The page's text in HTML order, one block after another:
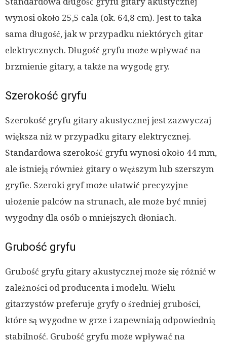
wynosi około 25,5 cala (ok. 64,8 cm). Jest to taka
sama długość, jak w przypadku niektórych gitar
elektrycznych. Długość gryfu może wpływać na
brzmienie gitary, a także na wygodę gry.
Szerokość gryfu
Szerokość gryfu gitary akustycznej jest zazwyczaj
większa niż w przypadku gitary elektrycznej.
Standardowa szerokość gryfu wynosi około 44 mm,
ale istnieją również gitary o węższym lub szerszym
gryfie. Szeroki gryf może ułatwić precyzyjne
ułożenie palców na strunach, ale może być mniej
wygodny dla osób o mniejszych dłoniach.
Grubość gryfu
Grubość gryfu gitary akustycznej może się różnić w
zależności od producenta i modelu. Wielu
gitarzystów preferuje gryfy o średniej grubości,
które są wygodne w grze i zapewniają odpowiednią
stabilność. Grubość gryfu może wpływać na